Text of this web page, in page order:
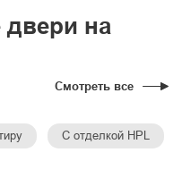
на
Смотреть все
С отделкой HPL